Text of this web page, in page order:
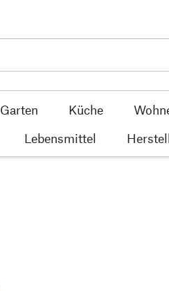
Garten Küche
Lebensmittel